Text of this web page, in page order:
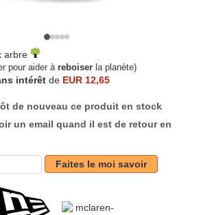
arbre
pour aider à reboiser la planète)
intérêt de EUR 12,65
de nouveau ce produit en stock
un email quand il est de retour en
Faites le moi savoir